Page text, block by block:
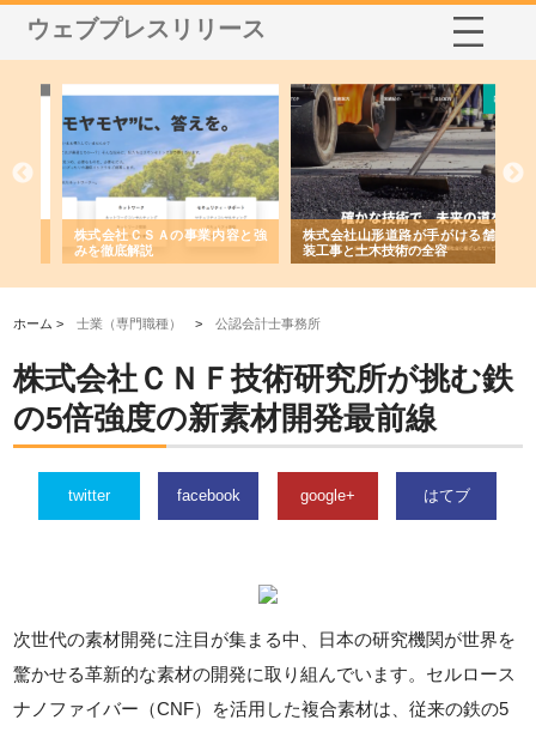
ウェブプレスリリース
株式会社ＣＳＡの事業内容と強
みを徹底解説
株式会社山形道路が手がける舗
装工事と土木技術の全容
ホーム >士業（専門職種） >公認会計士事務所
株式会社ＣＮＦ技術研究所が挑む鉄
の5倍強度の新素材開発最前線
twitter facebook google+ はてブ
次世代の素材開発に注目が集まる中、日本の研究機関が世界を
驚かせる革新的な素材の開発に取り組んでいます。セルロース
ナノファイバー（CNF）を活用した複合素材は、従来の鉄の5